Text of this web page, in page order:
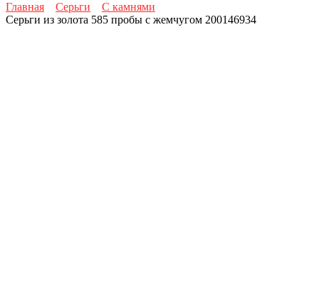
Главная
Серьги
С камнями
Серьги из золота 585 пробы с жемчугом 200146934